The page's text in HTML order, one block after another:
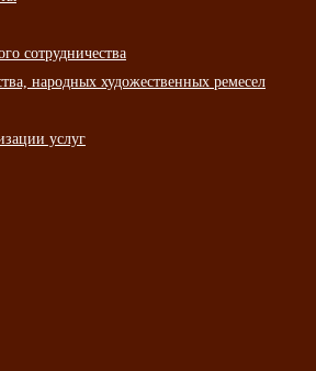
сотрудничества
народных художественных ремесел
услуг